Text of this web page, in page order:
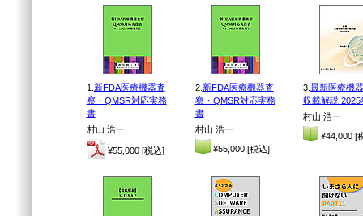
1. 新FDA医療機器査
察・QMSR対応実務
書
村山 浩一
¥55,000 [税込]
2. 新FDA医療機器査
察・QMSR対応実務
書
村山 浩一
¥55,000 [税込]
3. 最新医療機
収載解説 2025
村山 浩一
¥44,000 [